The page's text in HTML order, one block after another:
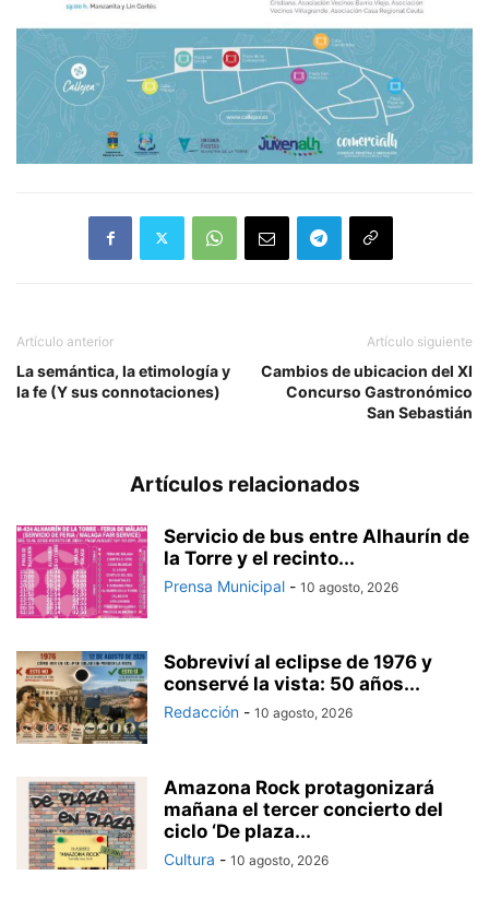
Artículo anterior
La semántica, la etimología y
la fe (Y sus connotaciones)
Artículo siguiente
Cambios de ubicacion del XI
Concurso Gastronómico
San Sebastián
Artículos relacionados
Servicio de bus entre Alhaurín de
la Torre y el recinto...
Prensa Municipal - 10 agosto, 2026
Sobreviví al eclipse de 1976 y
conservé la vista: 50 años...
Redacción - 10 agosto, 2026
Amazona Rock protagonizará
mañana el tercer concierto del
ciclo ‘De plaza...
Cultura - 10 agosto, 2026